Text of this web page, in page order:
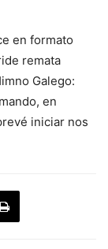
en formato
remata
Galego:
en
iniciar nos